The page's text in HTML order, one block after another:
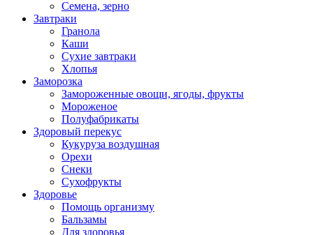
Семена, зерно
Завтраки
Гранола
Каши
Сухие завтраки
Хлопья
Заморозка
Замороженные овощи, ягоды, фрукты
Мороженое
Полуфабрикаты
Здоровый перекус
Кукуруза воздушная
Орехи
Снеки
Сухофрукты
Здоровье
Помощь организму
Бальзамы
Для здоровья